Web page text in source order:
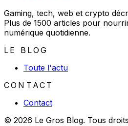
Gaming, tech, web et crypto
Plus de 1500 articles pour
numérique quotidienne.
LE BLOG
Toute l'actu
CONTACT
Contact
© 2026 Le Gros Blog. Tous